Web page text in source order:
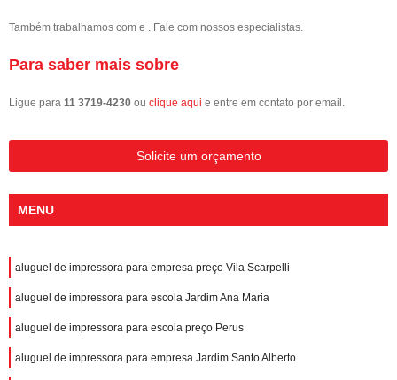
Também trabalhamos com e . Fale com nossos especialistas.
Para saber mais sobre
Ligue para 11 3719-4230 ou clique aqui e entre em contato por email.
Solicite um orçamento
MENU
aluguel de impressora para empresa preço Vila Scarpelli
aluguel de impressora para escola Jardim Ana Maria
aluguel de impressora para escola preço Perus
aluguel de impressora para empresa Jardim Santo Alberto